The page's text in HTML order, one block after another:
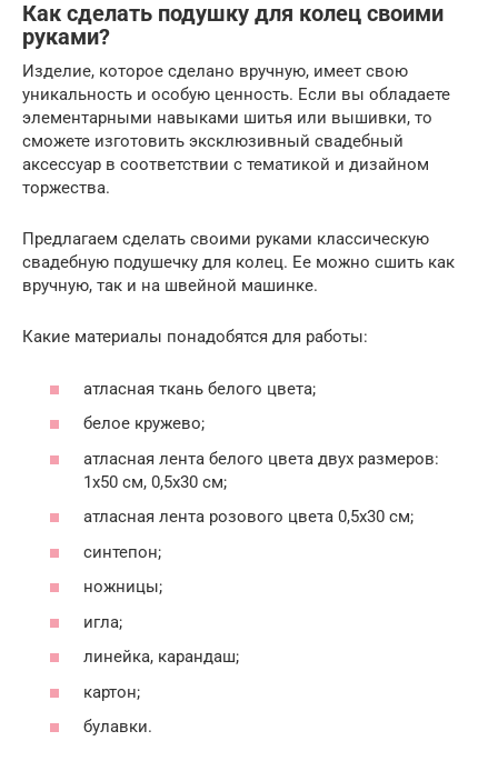
Как сделать подушку для колец своими
руками?
Изделие, которое сделано вручную, имеет свою
уникальность и особую ценность. Если вы обладаете
элементарными навыками шитья или вышивки, то
сможете изготовить эксклюзивный свадебный
аксессуар в соответствии с тематикой и дизайном
торжества.
Предлагаем сделать своими руками классическую
свадебную подушечку для колец. Ее можно сшить как
вручную, так и на швейной машинке.
Какие материалы понадобятся для работы:
атласная ткань белого цвета;
белое кружево;
атласная лента белого цвета двух размеров:
1х50 см, 0,5х30 см;
атласная лента розового цвета 0,5х30 см;
синтепон;
ножницы;
игла;
линейка, карандаш;
картон;
булавки.